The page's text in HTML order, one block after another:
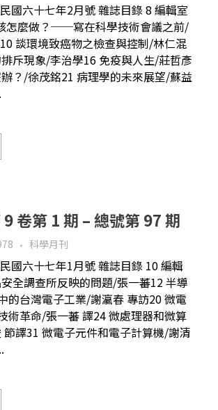
國六十七年2月號 雜誌目錄 8 編輯室
怎麼做？──寫在科學技術會議之前/
談環境致癌物之檢查與控制/林仁混
斥現象/李治學16 免疫與人生/莊哲彥
？/徐茂銘21 病理學的未來展望/蘇益
卷第 1 期 – 總號第 97 期
科學月刊
國六十七年1月號 雜誌目錄 10 編輯
全調查所反映的問題/張一蕃12 半導
的台灣電子工業/謝瀛春 專訪20 微電
革命/張一蕃 譯24 微處理器和微算
譯31 微電子元件和電子計算機/謝清